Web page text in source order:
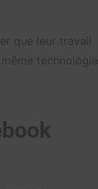
que leur travail
technologie